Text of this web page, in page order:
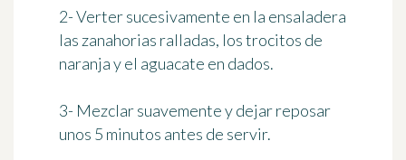
2- Verter sucesivamente en la ensaladera
las zanahorias ralladas, los trocitos de
naranja y el aguacate en dados.
3- Mezclar suavemente ydejar reposar
unos 5 minutos antes de servir.